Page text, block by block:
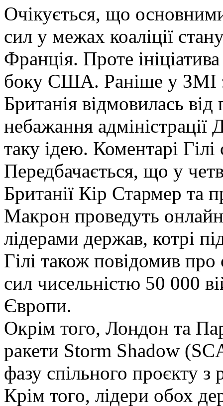
Очікується, що
сил у межах коаліції
Франція. Проте
боку США. Раніше у ЗМІ
Британія відмовилась від
небажання
таку ідею. Коментарі
Передбачається, що у
Британії Кір Стармер та
Макрон проведуть
лідерами держав, котрі
Гілі також повідомив
сил чисельністю 50 000
Європи.
Окрім того, Лондон та
ракети Storm Shadow
фазу спільного проєкту з
Крім того, лідери обох